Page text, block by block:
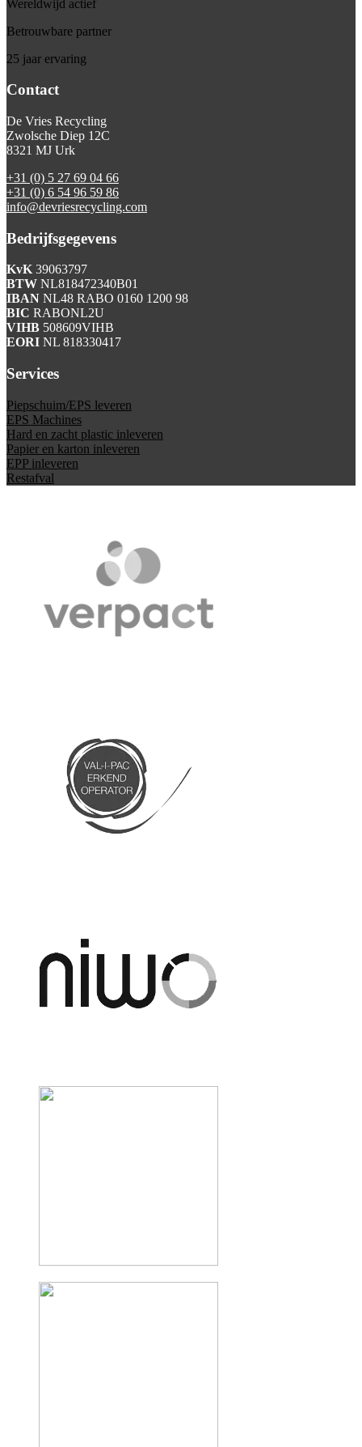
Wereldwijd actief
Betrouwbare partner
25 jaar ervaring
Contact
De Vries Recycling
Zwolsche Diep 12C
8321 MJ Urk
+31 (0) 5 27 69 04 66
+31 (0) 6 54 96 59 86
info@devriesrecycling.com
Bedrijfsgegevens
KvK39063797
BTW NL818472340B01
IBAN NL48 RABO 0160 1200 98
BIC RABONL2U
VIHB 508609VIHB
EORI NL 818330417
Services
Piepschuim/EPS leveren
EPS Machines
Hard en zacht plastic inleveren
Papier en karton inleveren
EPP inleveren
Restafval